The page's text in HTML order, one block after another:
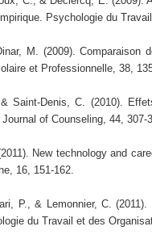
Psychologie du
M. (2009). Comparaison
et Professionnelle, 38,
Saint-Denis, C. (2010).
of Counseling, 44, 307-
New technology and
16, 151-162.
P., & Lemonnier, C.
du Travail et des